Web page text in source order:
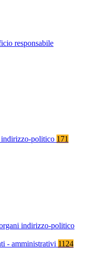
responsabile
politico 171
indirizzo-politico
- amministrativi 1124